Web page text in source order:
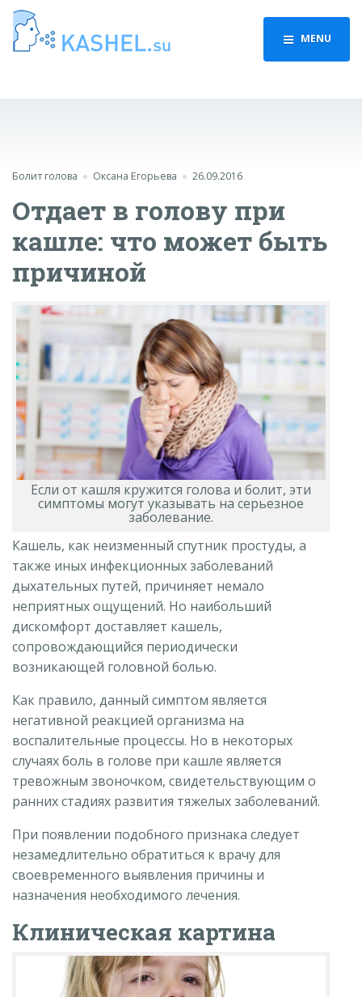
MENU
Болит голова Оксана Егорьева 26.09.2016
Отдает в голову при
кашле: что может быть
причиной
Если от кашля кружится голова и болит, эти
симптомы могут указывать на серьезное
заболевание.
Кашель, как неизменный спутник простуды, а
также иных инфекционных заболеваний
дыхательных путей, причиняет немало
неприятных ощущений. Но наибольший
дискомфорт доставляет кашель,
сопровождающийся периодически
возникающей головной болью.
Как правило, данный симптом является
негативной реакцией организма на
воспалительные процессы. Но в некоторых
случаях боль в голове при кашле является
тревожным звоночком, свидетельствующим о
ранних стадиях развития тяжелых заболеваний.
При появлении подобного признака следует
незамедлительно обратиться к врачу для
своевременного выявления причины и
назначения необходимого лечения.
Клиническая картина